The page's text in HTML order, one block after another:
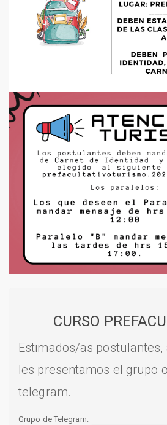
CURSO
Estimados/as postulantes,
les presentamos el grupo
telegram.
Grupo de Telegram: